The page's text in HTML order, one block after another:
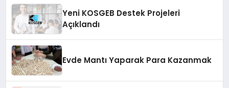
Yeni KOSGEB Destek Projeleri
Açıklandı
Evde Mantı Yaparak Para Kazanmak